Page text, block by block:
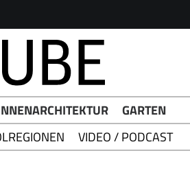
GARTEN
VIDEO / PODCAST